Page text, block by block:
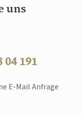
uns
04 191
E-Mail Anfrage